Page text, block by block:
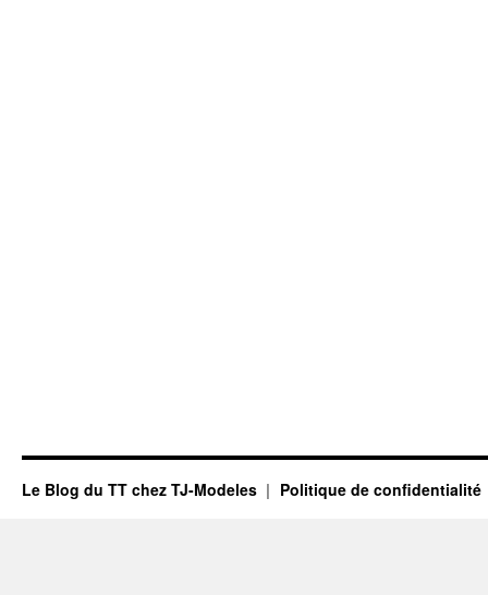
Le Blog du TT chez TJ-Modeles Politique de confidentialité